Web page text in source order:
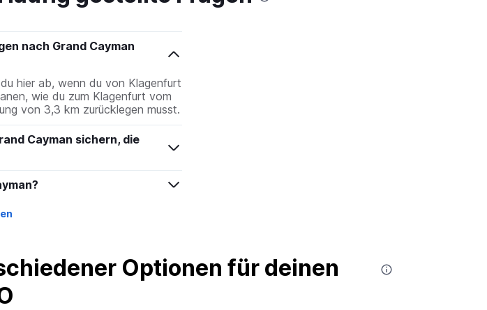
nach Grand Cayman
hier ab, wenn du von Klagenfurt
wie du zum Klagenfurt vom
von 3,3 km zurücklegen musst.
Cayman sichern, die
Optionen für deinen